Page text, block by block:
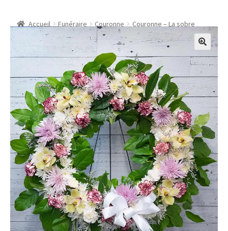
Accueil Funéraire Couronne Couronne – La sobre
🔍